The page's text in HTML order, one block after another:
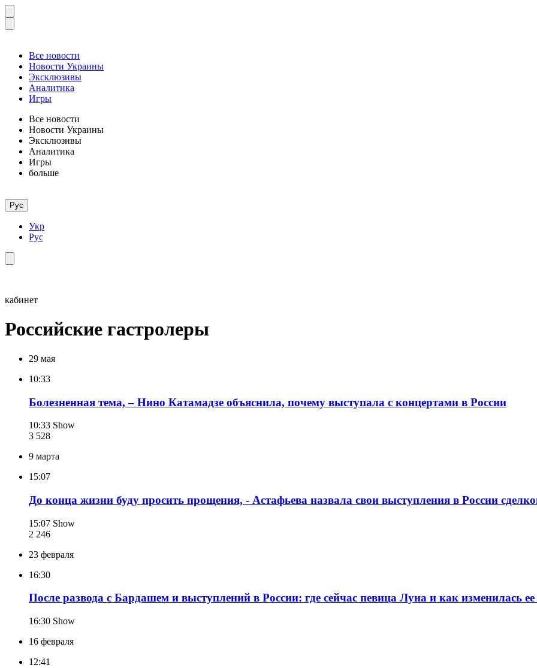
Все новости
Новости Украины
Эксклюзивы
Аналитика
Игры
Все новости
Новости Украины
Эксклюзивы
Аналитика
Игры
больше
Рус
Укр
Рус
кабинет
Российские гастролеры
29 мая
10:33
Болезненная тема, – Нино Катамадзе объяснила, почему выступала с концертами в России
10:33 Show
3 528
9 марта
15:07
До конца жизни буду просить прощения, - Астафьева назвала свои выступления в России
15:07 Show
2 246
23 февраля
16:30
После развода с Бардашем и выступлений в России: где сейчас певица Луна и как изменилась
16:30 Show
16 февраля
12:41